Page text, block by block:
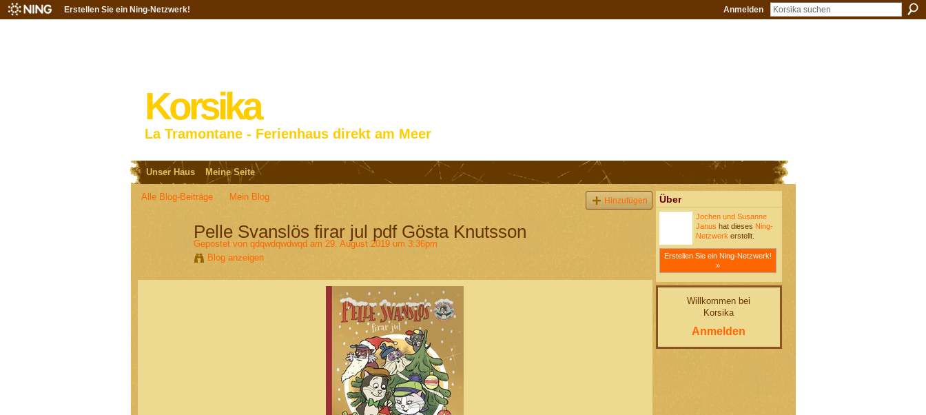
Erstellen Sie ein Ning-Netzwerk! Anmelden
Korsika
La Tramontane - Ferienhaus direkt am Meer
Unser Haus Meine Seite
Alle Blog-Beiträge Mein Blog Hinzufügen
Pelle Svanslös firar jul pdf Gösta Knutsson
Gepostet von qdqwdqwdwqd am 29. August 2019 um 3:36pm
Blog anzeigen
Über
Jochen und Susanne
Janus hat dieses Ning-
Netzwerk erstellt.
Erstellen Sie ein Ning-Netzwerk!
»
Willkommen bei
Korsika
Anmelden